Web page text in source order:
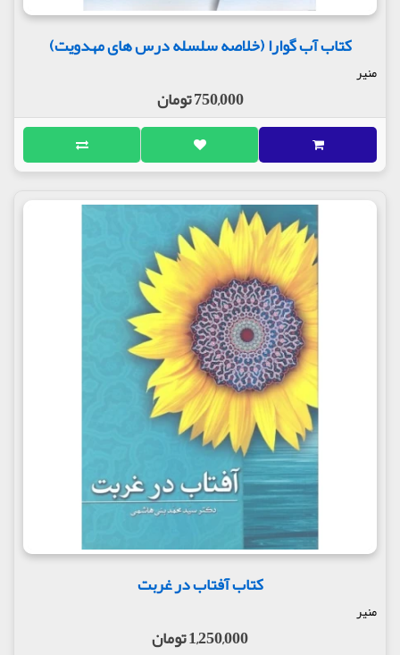
کتاب آب گوارا (خلاصه سلسله درس های مهدویت)
منیر
750,000 تومان
کتاب آفتاب در غربت
منیر
1,250,000 تومان